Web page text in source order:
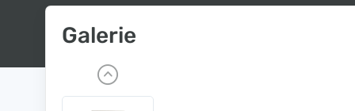
Galerie
P
r